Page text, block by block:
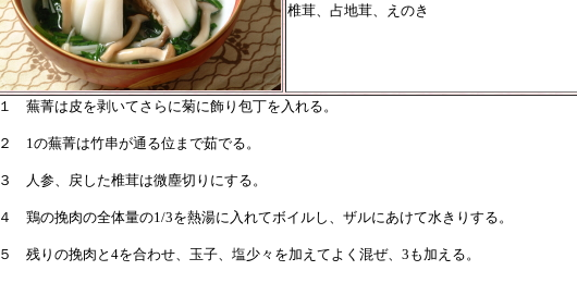
椎茸、占地茸、えのき
１ 蕪菁は皮を剥いてさらに菊に飾り包丁を入れる。
２ 1の蕪菁は竹串が通る位まで茹でる。
３ 人参、戻した椎茸は微塵切りにする。
４ 鶏の挽肉の全体量の1/3を熱湯に入れてボイルし、ザルにあけて水きりする。
５ 残りの挽肉と4を合わせ、玉子、塩少々を加えてよく混ぜ、3も加える。